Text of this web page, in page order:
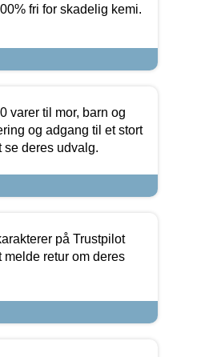
fri for skadelig kemi.
varer til mor, barn og
og adgang til et stort
se deres udvalg.
på Trustpilot
melde retur om deres